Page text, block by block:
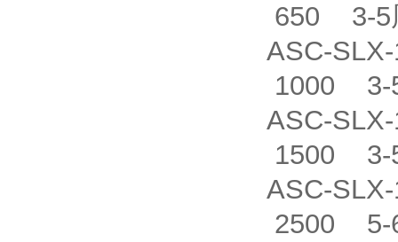
650 3-5
ASC-
1000 3-
ASC-
1500 3-
ASC-
2500 5-